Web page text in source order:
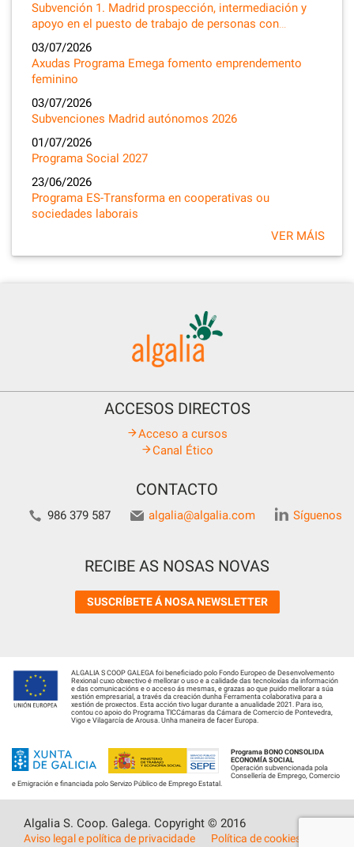
Subvención 1. Madrid prospección, intermediación y
apoyo en el puesto de trabajo de personas con…
03/07/2026
Axudas Programa Emega fomento emprendemento
feminino
03/07/2026
Subvenciones Madrid autónomos 2026
01/07/2026
Programa Social 2027
23/06/2026
Programa ES-Transforma en cooperativas ou
sociedades laborais
VER MÁIS
ACCESOS DIRECTOS
Acceso a cursos
Canal Ético
CONTACTO
986 379 587 algalia@algalia.com Síguenos
RECIBE AS NOSAS NOVAS
SUSCRÍBETE Á NOSA NEWSLETTER
ALGALIA S COOP GALEGA foi beneficiado polo Fondo Europeo de Desenvolvemento
Rexional cuxo obxectivo é mellorar o uso e a calidade das tecnoloxías da información
e das comunicacións e o acceso ás mesmas, e grazas ao que puido mellorar a súa
xestión empresarial, a través da creación dunha Ferramenta colaborativa para a
xestión de proxectos. Esta acción tivo lugar durante a anualidade 2021. Para iso,
contou co apoio do Programa TICCámaras da Cámara de Comercio de Pontevedra,
Vigo e Vilagarcía de Arousa. Unha maneira de facer Europa.
Programa BONO CONSOLIDA
ECONOMÍA SOCIAL
Operación subvencionada pola
Consellería de Emprego, Comercio
e Emigración e financiada polo Servizo Público de Emprego Estatal.
Algalia S. Coop. Galega. Copyright © 2016
Aviso legal e política de privacidade
Política de cookies